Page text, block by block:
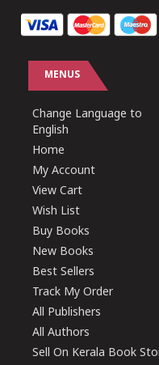
MENUS
Change Language to
English
Home
My Account
View Cart
Wish List
Buy Books
New Books
Best Sellers
Track My Order
All Publishers
All Authors
Sell On Kerala Book